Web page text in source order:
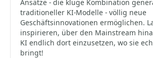
Ansätze - die kluge Kombination
traditioneller KI-Modelle - völlig neue
Geschäftsinnovationen ermöglichen.
inspirieren, über den Mainstream
KI endlich dort einzusetzen, wo sie
bringt!